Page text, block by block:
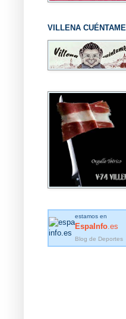
VILLENA CUÉNTAME
estamos en
EspaInfo .es
Blog de Deportes